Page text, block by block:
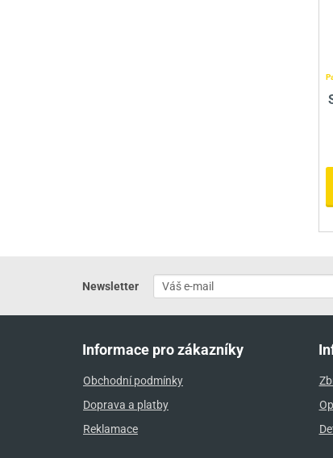
Newsletter
Informace pro zákazníky
Obchodní podmínky
Doprava a platby
Reklamace